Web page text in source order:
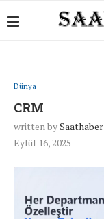
Dünya
CRM
written bySaathaber
Eylül 16, 2025